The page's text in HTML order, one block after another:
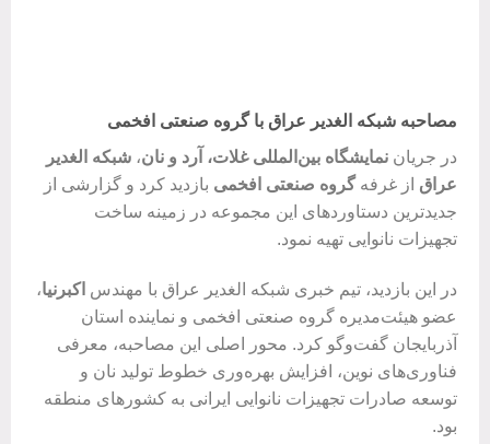
مصاحبه شبکه الغدیر عراق با گروه صنعتی افخمی
در جریان نمایشگاه بین‌المللی غلات، آرد و نان، شبکه الغدیر
عراق از غرفهگروه صنعتی افخمی بازدید کرد و گزارشی از
جدیدترین دستاوردهای این مجموعه در زمینه ساخت
تجهیزات نانوایی تهیه نمود.
در این بازدید، تیم خبری شبکه الغدیر عراق با مهندس اکبرنیا،
عضو هیئت‌مدیره گروه صنعتی افخمی و نماینده استان
آذربایجان گفت‌وگو کرد. محور اصلی این مصاحبه، معرفی
فناوری‌های نوین، افزایش بهره‌وری خطوط تولید نان و
توسعه صادرات تجهیزات نانوایی ایرانی به کشورهای منطقه
بود.